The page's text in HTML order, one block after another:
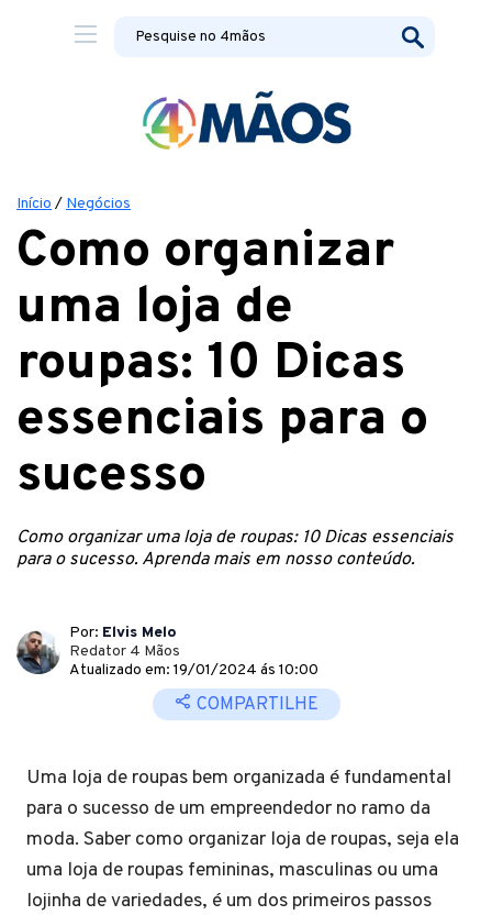
Início / Negócios
Como organizar
uma loja de
roupas: 10 Dicas
essenciais para o
sucesso
Como organizar uma loja de roupas: 10 Dicas essenciais
para o sucesso. Aprenda mais em nosso conteúdo.
Por: Elvis Melo
Redator 4 Mãos
Atualizado em: 19/01/2024 ás 10:00
COMPARTILHE
Uma loja de roupas bem organizada é fundamental
para o sucesso de um empreendedor no ramo da
moda. Saber como organizar loja de roupas, seja ela
uma loja de roupas femininas, masculinas ou uma
lojinha de variedades, é um dos primeiros passos